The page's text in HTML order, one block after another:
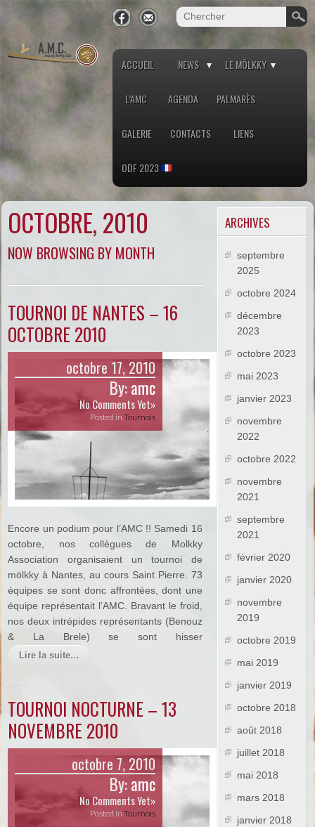
ACCUEIL NEWS LE MÖLKKY
L’AMC AGENDA PALMARÈS
GALERIE CONTACTS LIENS
ODF 2023
OCTOBRE, 2010
NOW BROWSING BY MONTH
TOURNOI DE NANTES – 16
OCTOBRE 2010
octobre 17, 2010
By:amc
No Comments Yet»
Posted inTournois
Encore un podium pour l’AMC !! Samedi 16
octobre, nos collègues de Molkky
Association organisaient un tournoi de
mölkky à Nantes, au cours Saint Pierre. 73
équipes se sont donc affrontées, dont une
équipe représentait l’AMC. Bravant le froid,
nos deux intrépides représentants (Benouz
& La Brele) se sont hisser
Lire la suite…
TOURNOI NOCTURNE – 13
NOVEMBRE 2010
octobre 7, 2010
By:amc
No Comments Yet»
Posted inTournois
ARCHIVES
septembre
2025
octobre 2024
décembre
2023
octobre 2023
mai 2023
janvier 2023
novembre
2022
octobre 2022
novembre
2021
septembre
2021
février 2020
janvier 2020
novembre
2019
octobre 2019
mai 2019
janvier 2019
octobre 2018
août 2018
juillet 2018
mai 2018
mars 2018
janvier 2018